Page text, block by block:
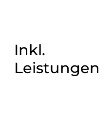
Inkl.
Leistungen